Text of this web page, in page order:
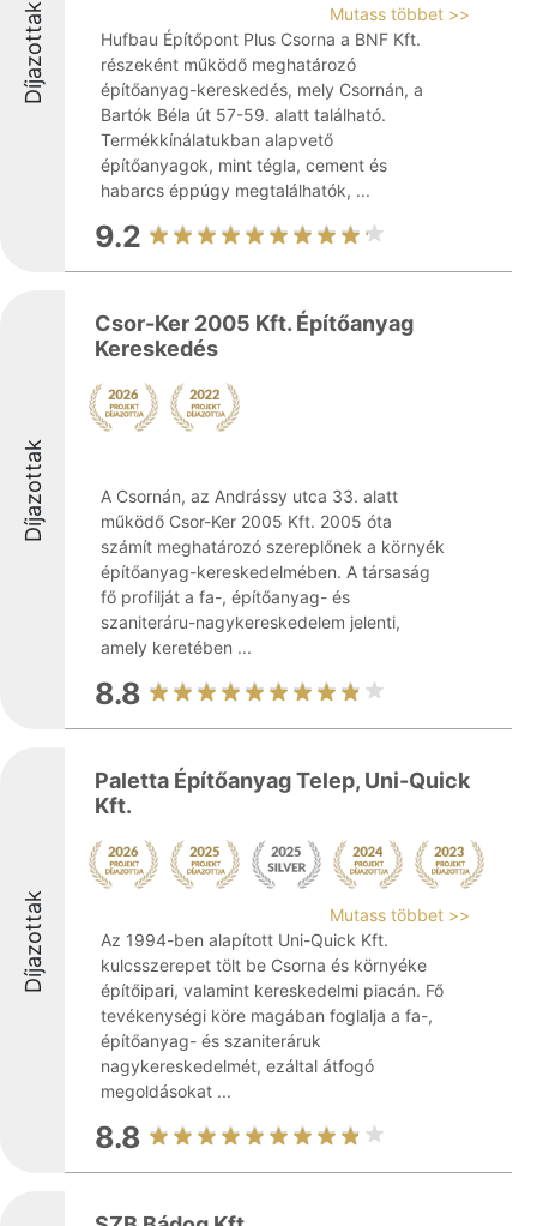
Díjazottak
Mutass többet >>
Hufbau Építőpont Plus Csorna a BNF Kft.
részeként működő meghatározó
építőanyag-kereskedés, mely Csornán, a
Bartók Béla út 57-59. alatt található.
Termékkínálatukban alapvető
építőanyagok, mint tégla, cement és
habarcs éppúgy megtalálhatók, ...
9.2
Díjazottak
Csor-Ker 2005 Kft. Építőanyag
Kereskedés
A Csornán, az Andrássy utca 33. alatt
működő Csor-Ker 2005 Kft. 2005 óta
számít meghatározó szereplőnek a környék
építőanyag-kereskedelmében. A társaság
fő profilját a fa-, építőanyag- és
szaniteráru-nagykereskedelem jelenti,
amely keretében ...
8.8
Díjazottak
Paletta Építőanyag Telep, Uni-Quick
Kft.
Mutass többet >>
Az 1994-ben alapított Uni-Quick Kft.
kulcsszerepet tölt be Csorna és környéke
építőipari, valamint kereskedelmi piacán. Fő
tevékenységi köre magában foglalja a fa-,
építőanyag- és szaniteráruk
nagykereskedelmét, ezáltal átfogó
megoldásokat ...
8.8